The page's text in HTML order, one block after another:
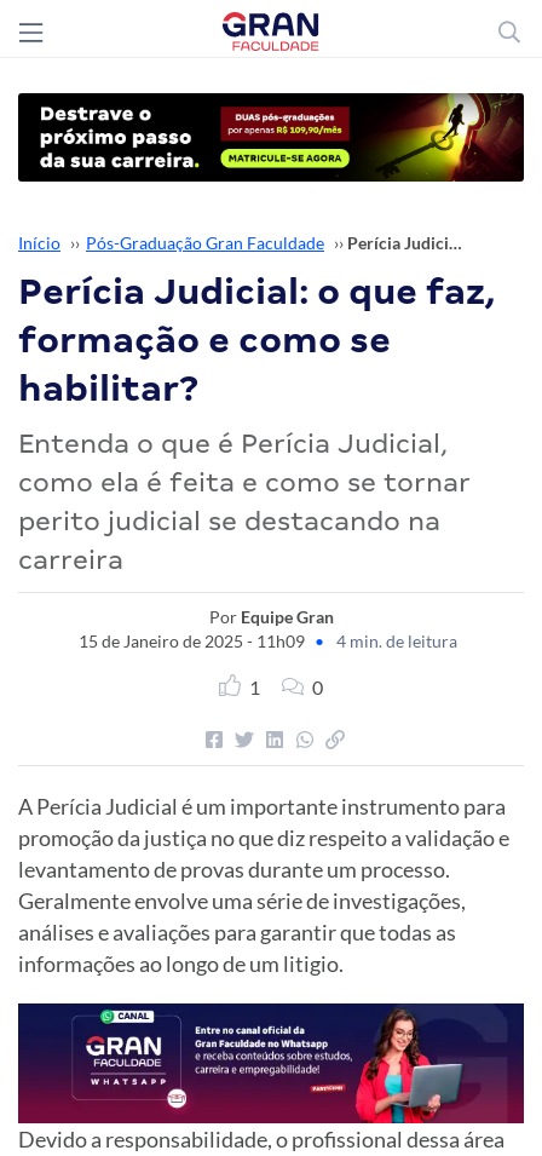
Início ›› Pós-Graduação Gran Faculdade ›› Perícia Judicial: o que faz, formação e como se habilitar?
Perícia Judicial: o que faz,
formação e como se
habilitar?
Entenda o que é Perícia Judicial,
como ela é feita e como se tornar
perito judicial se destacando na
carreira
Por Equipe Gran
15 de Janeiro de 2025 - 11h09 • 4 min. de leitura
1 0
A Perícia Judicial é um importante instrumento para
promoção da justiça no que diz respeito a validação e
levantamento de provas durante um processo.
Geralmente envolve uma série de investigações,
análises e avaliações para garantir que todas as
informações ao longo de um litigio.
Devido a responsabilidade, o profissional dessa área